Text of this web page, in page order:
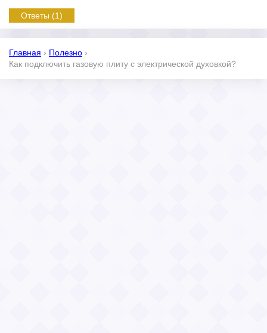
Ответы (1)
Главная › Полезно ›
Как подключить газовую плиту с электрической духовкой?